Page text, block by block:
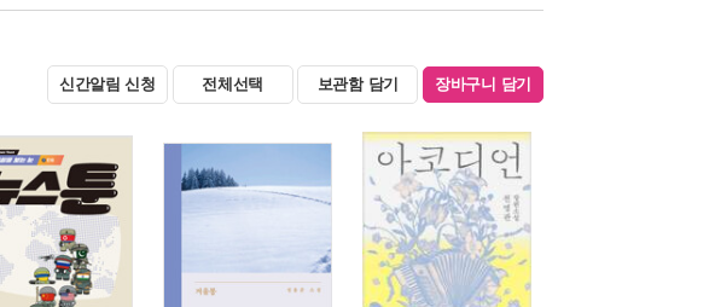
신간알림 신청 전체선택 보관함 담기 장바구니 담기